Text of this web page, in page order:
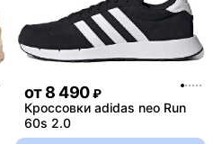
от8 490 ₽
Кроссовки adidas neo Run
60s 2.0